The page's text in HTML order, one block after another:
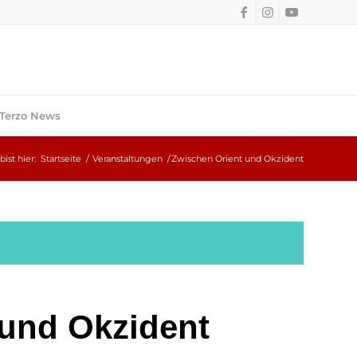
Terzo News
hier: Startseite / Veranstaltungen /Zwischen Orient und Okzident
Okzident